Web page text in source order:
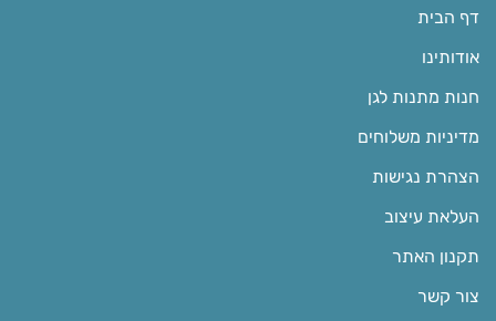
דף הבית
אודותינו
חנות מתנות לגן
מדיניות משלוחים
הצהרת נגישות
העלאת עיצוב
תקנון האתר
צור קשר